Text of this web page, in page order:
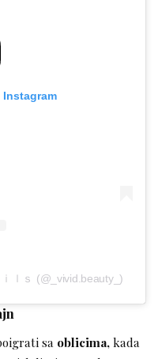
ｌｓ (@_vivid.beauty_)
sa oblicima,kada